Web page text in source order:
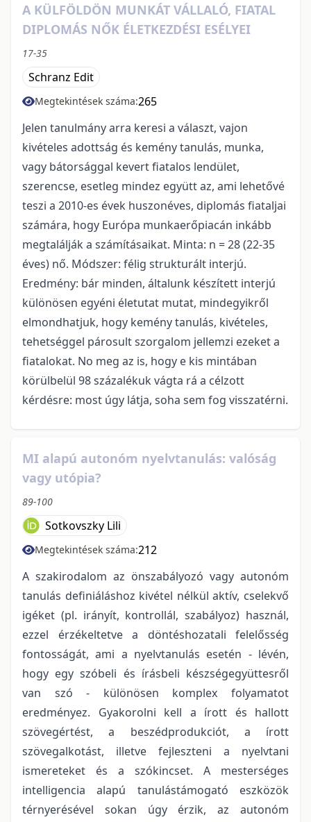
A KÜLFÖLDÖN MUNKÁT VÁLLALÓ, FIATAL
DIPLOMÁS NŐK ÉLETKEZDÉSI ESÉLYEI
17-35
Schranz Edit
Megtekintések száma:265
Jelen tanulmány arra keresi a választ, vajon
kivételes adottság és kemény tanulás, munka,
vagy bátorsággal kevert fiatalos lendület,
szerencse, esetleg mindez együtt az, ami lehetővé
teszi a 2010-es évek huszonéves, diplomás fiataljai
számára, hogy Európa munkaerőpiacán inkább
megtalálják a számításaikat. Minta: n = 28 (22-35
éves) nő. Módszer: félig strukturált interjú.
Eredmény: bár minden, általunk készített interjú
különösen egyéni életutat mutat, mindegyikről
elmondhatjuk, hogy kemény tanulás, kivételes,
tehetséggel párosult szorgalom jellemzi ezeket a
fiatalokat. No meg az is, hogy e kis mintában
körülbelül 98 százalékuk vágta rá a célzott
kérdésre: most úgy látja, soha sem fog visszatérni.
MI alapú autonóm nyelvtanulás: valóság
vagy utópia?
89-100
Sotkovszky Lili
Megtekintések száma:212
A szakirodalom az önszabályozó vagy autonóm
tanulás definiáláshoz kivétel nélkül aktív, cselekvő
igéket (pl. irányít, kontrollál, szabályoz) használ,
ezzel érzékeltetve a döntéshozatali felelősség
fontosságát, ami a nyelvtanulás esetén - lévén,
hogy egy szóbeli és írásbeli készségegyüttesről
van szó - különösen komplex folyamatot
eredményez. Gyakorolni kell a írott és hallott
szövegértést, a beszédprodukciót, a írott
szövegalkotást, illetve fejleszteni a nyelvtani
ismereteket és a szókincset. A mesterséges
intelligencia alapú tanulástámogató eszközök
térnyerésével sokan úgy érzik, az autonóm